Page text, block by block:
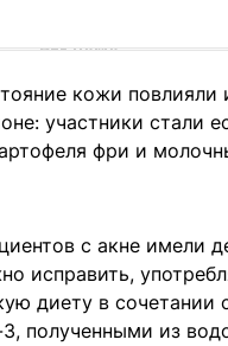
кожи повлияли
участники стали
фри и
с акне имели
исправить,
диету в сочетании
полученными из